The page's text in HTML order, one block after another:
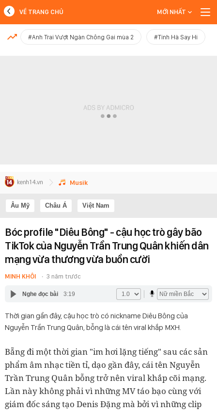
MỚI NHẤT
VỀ TRANG CHỦ MỚI NHẤT
#Anh Trai Vượt Ngàn Chông Gai mùa 2 #Tinh Hà Say Hi
Musik
Âu Mỹ Châu Á Việt Nam
Bóc profile "Diêu Bông" - cậu học trò gây bão
TikTok của Nguyễn Trần Trung Quân khiến dân
mạng vừa thương vừa buồn cười
MINH KHÔI 3 năm trước
Nghe đọc bài 3:19
Thời gian gần đây, cậu học trò có nickname Diêu Bông của
Nguyễn Trần Trung Quân, bỗng là cái tên viral khắp MXH.
Bẵng đi một thời gian "im hơi lặng tiếng" sau các sản
phẩm âm nhạc tiền tỉ, dạo gần đây, cái tên Nguyễn
Trần Trung Quân bỗng trở nên viral khắp cõi mạng.
Lần này không phải vì những MV táo bạo cùng với
giám đốc sáng tạo Denis Đặng mà bởi vì những clip